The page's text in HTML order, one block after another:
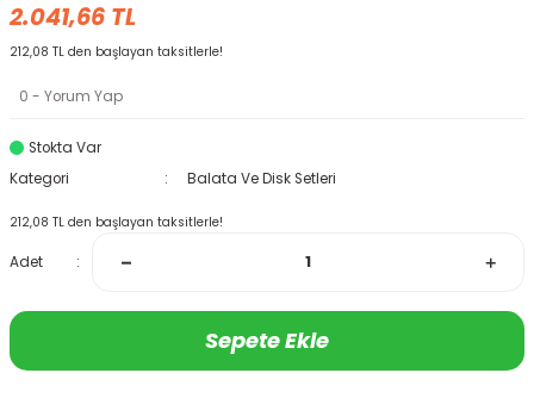
2.041,66 TL
212,08 TL den başlayan taksitlerle!
0 - Yorum Yap
Stokta Var
Kategori
Balata Ve Disk Setleri
212,08 TL den başlayan taksitlerle!
Adet
Sepete Ekle